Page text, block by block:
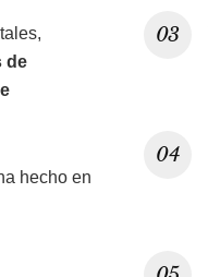
de
hecho en